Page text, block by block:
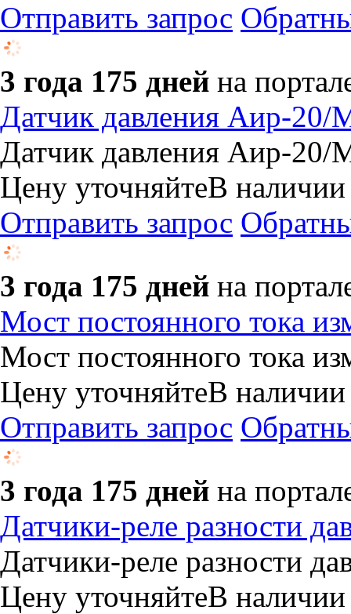
Отправить запрос
3 года 175 дней на
Датчик давления Аир-20/
Датчик давления Аир-20/
Цену уточняйтеВ наличии
Отправить запрос
3 года 175 дней на
Мост постоянного тока
Мост постоянного тока
Цену уточняйтеВ наличии
Отправить запрос
3 года 175 дней на
Датчики-реле разности
Датчики-реле разности
Цену уточняйтеВ наличии